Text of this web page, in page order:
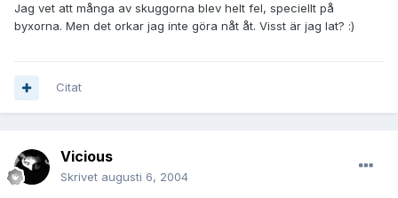
Jag vet att många av skuggorna blev helt fel, speciellt på
byxorna. Men det orkar jag inte göra nåt åt. Visst är jag lat? :)
Citat
Vicious
Skrivet augusti 6, 2004